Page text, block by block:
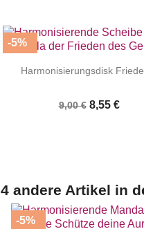
 | 
Harmonisierungsdisk
9,00 € 8,55 €
-5%
4 andere Artikel in
-5%